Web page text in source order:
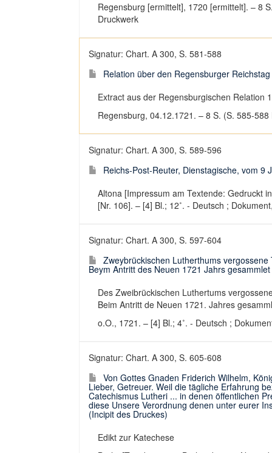
Regensburg [ermittelt], 1720 [ermittelt]. – 8
Druckwerk
Signatur: Chart. A 300, S. 581-588
Relation über den Regensburger
Extract aus der Regensburgischen Relation
Regensburg, 04.12.1721. – 8 S. (S. 585-
Signatur: Chart. A 300, S. 589-596
Reichs-Post-Reuter, Dienstagische, vom 9
Altona [Impressum am Textende: Gedruckt
[Nr. 106]. – [4] Bl.; 12˚. - Deutsch ;
Signatur: Chart. A 300, S. 597-604
Zweybrückischen Lutherthums
Beym Antritt des Neuen 1721 Jahrs
Des Zweibrückischen Luthertums
Beim Antritt de Neuen 1721. Jahres
o.O., 1721. – [4] Bl.; 4˚. - Deutsch ;
Signatur: Chart. A 300, S. 605-608
Von Gottes Gnaden Friderich Wilhelm,
Lieber, Getreuer. Weil die tägliche Erfahrung
Catechismus Lutheri ... in denen öffentlichen
diese Unsere Verordnung denen unter eurer
(Incipit des Druckes)
Edikt zur Katechese